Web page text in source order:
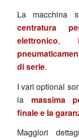
La macchina
centratura
elettronico,
di serie.
I vari optional
la massima
finale e la
Maggiori